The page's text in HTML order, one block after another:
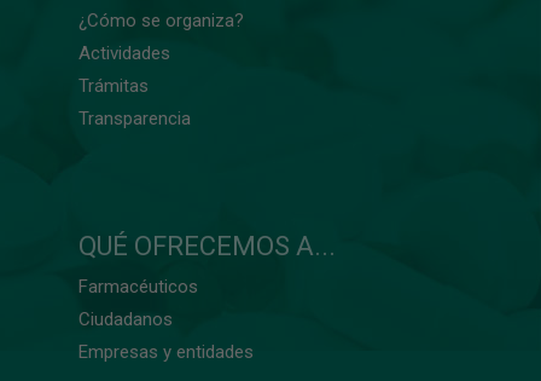
¿Cómo se organiza?
Actividades
Trámitas
Transparencia
QUÉ OFRECEMOS A...
Farmacéuticos
Ciudadanos
Empresas y entidades